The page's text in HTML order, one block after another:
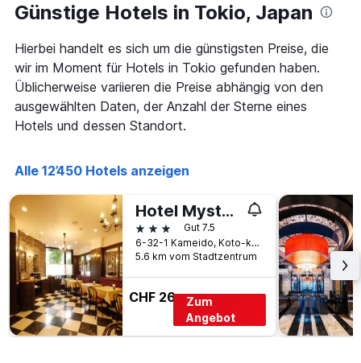
Günstige Hotels in Tokio, Japan
Hierbei handelt es sich um die günstigsten Preise, die
wir im Moment für Hotels in Tokio gefunden haben.
Üblicherweise variieren die Preise abhängig von den
ausgewählten Daten, der Anzahl der Sterne eines
Hotels und dessen Standort.
Alle 12’450 Hotels anzeigen
Hotel Mystays Kameido
3 SterneGut 7.5
6-32-1 Kameido, Koto-ku, Tokio, Japan
5.6 km vom Stadtzentrum
CHF 26
Zum
Angebot